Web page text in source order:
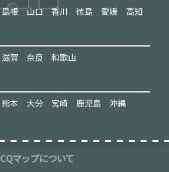
島根 山口 香川 徳島 愛媛 高知
滋賀 奈良 和歌山
熊本 大分 宮崎 鹿児島 沖縄
CQマップについて